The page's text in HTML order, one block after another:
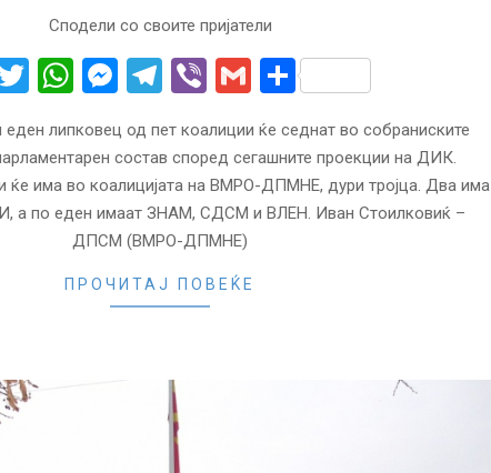
Сподели со своите пријатели
Twitter
WhatsApp
Messenger
Telegram
ViberGmailShare
липковец од пет коалиции ќе седнат во собраниските
состав според сегашните проекции на ДИК.
ќе има во коалицијата на ВМРО-ДПМНЕ, дури тројца. Два има
а по еден имаат ЗНАМ, СДСМ и ВЛЕН. Иван Стоилковиќ –
ДПСМ (ВМРО-ДПМНЕ)
ПРОЧИТАЈ ПОВЕЌЕ